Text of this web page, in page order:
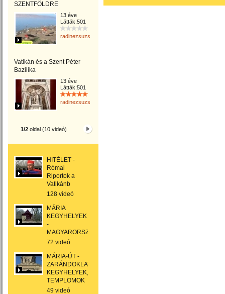
SZENTFÖLDRE
13 éve
Látták:501
radinezsuzsa
Vatikán és a Szent Péter
Bazilika
13 éve
Látták:501
radinezsuzsa
1/2 oldal (10 videó)
HITÉLET -
Római
Riportok a
Vatikánb
128 videó
MÁRIA
KEGYHELYEK
-
MAGYARORSZÁGON
72 videó
MÁRIA-ÚT -
ZARÁNDOKLAT,
KEGYHELYEK,
TEMPLOMOK
49 videó